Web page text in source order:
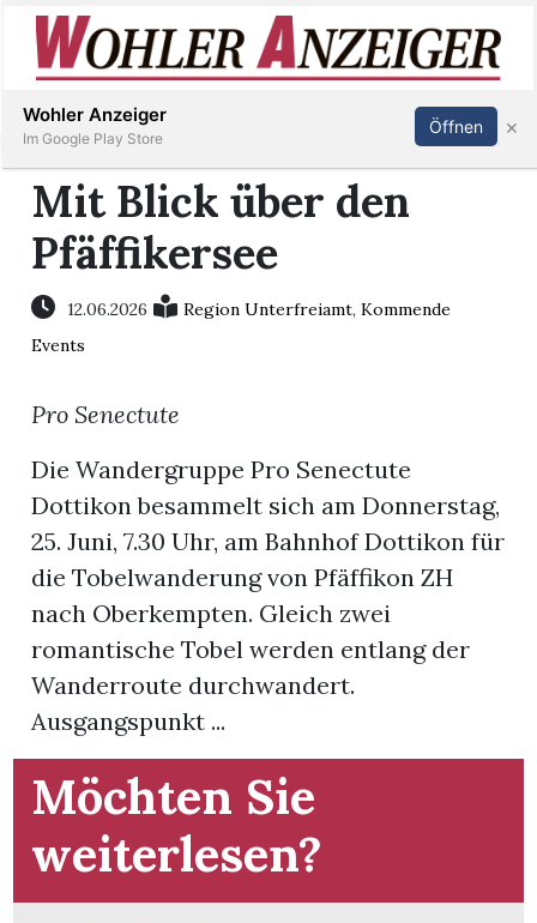
Immobilien
Veranstaltungen
Paper
Newsletter
Inserieren Abonnieren Anmelden
Mit Blick über den
Pfäffikersee
12.06.2026 Region Unterfreiamt,Kommende
Events
Pro Senectute
Die Wandergruppe Pro Senectute
Dottikon besammelt sich am Donnerstag,
25. Juni, 7.30 Uhr, am Bahnhof Dottikon für
die Tobelwanderung von Pfäffikon ZH
nach Oberkempten. Gleich zwei
romantische Tobel werden entlang der
Wanderroute durchwandert.
Ausgangspunkt ...
Möchten Sie
weiterlesen?
Wohler Anzeiger
Im Google Play Store
Öffnen ×